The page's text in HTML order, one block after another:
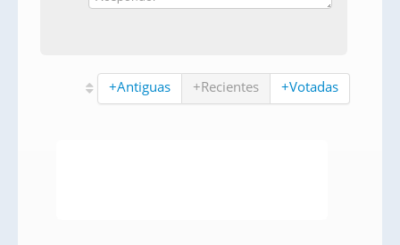
+Antiguas +Recientes +Votadas